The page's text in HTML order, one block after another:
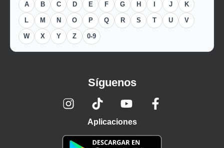
A B C D E F G H J K
L M N O P Q R S T U V
W X Y Z 0-9
Síguenos
Aplicaciones